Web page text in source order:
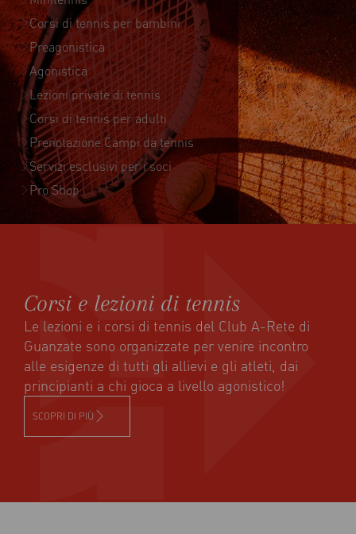
Corsi e lezioni di tennis
Le lezioni e i corsi di tennis del Club A-Rete di
Guanzate sono organizzate per venire incontro
alle esigenze di tutti gli allievi e gli atleti, dai
principianti a chi gioca a livello agonistico!
SCOPRI DI PIÙ
Corsi di tennis per bambini
Preagonistica
Agonistica
Lezioni private di tennis
Corsi di tennis per adulti
Prenotazione Campi da tennis
Servizi esclusivi per i soci
Pro Shop